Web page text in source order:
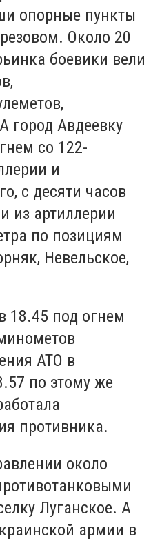
опорные пункты
Около 20
боевики вели
город Авдеевку
со 122-
и
с десяти часов
из артиллерии
по позициям
Невельское,
18.45 под огнем
АТО в
по этому же
противника.
около
Луганское. А
армии в